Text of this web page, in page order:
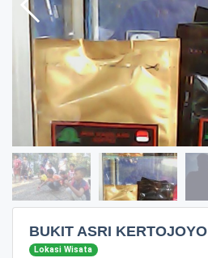
BUKIT ASRI KERTOJOYO
Lokasi Wisata